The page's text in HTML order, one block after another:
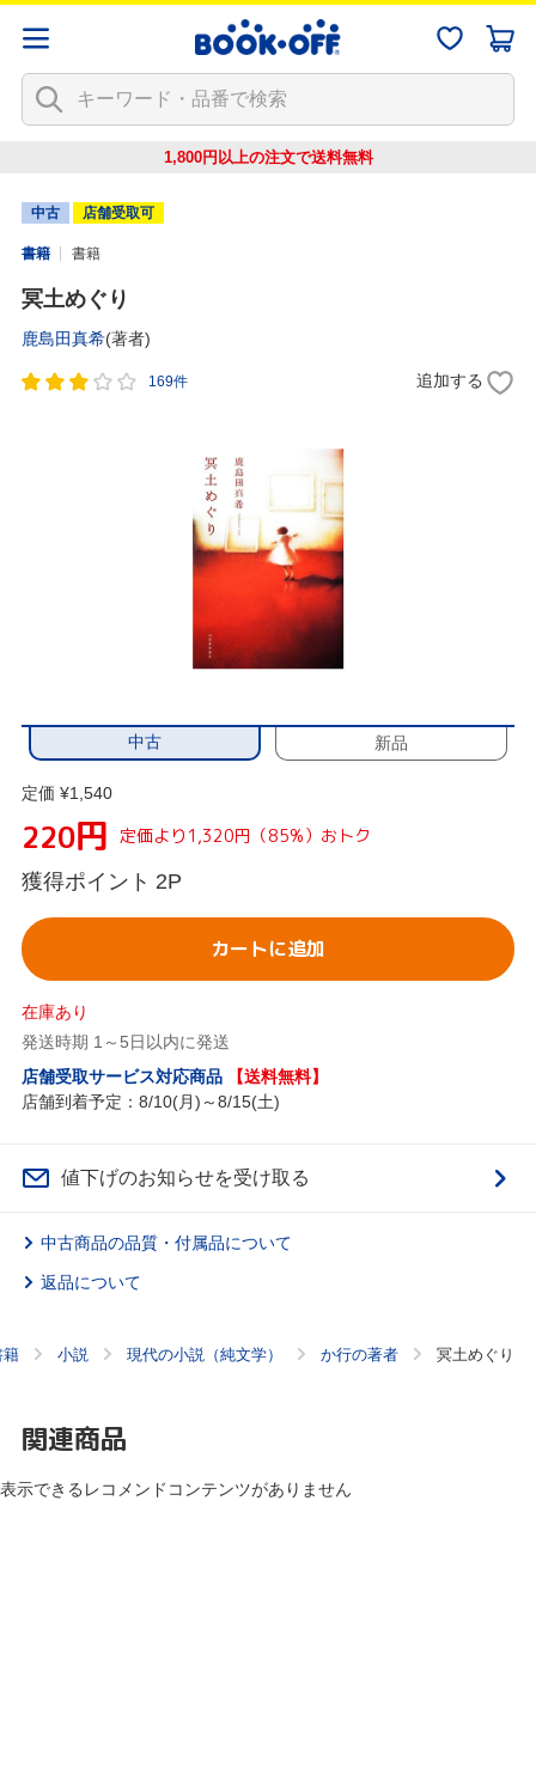
1,800円以上の注文で送料無料
中古 店舗受取可
書籍 書籍
冥土めぐり
鹿島田真希(著者)
169件 追加する
中古 新品
定価 ¥1,540
220円 定価より1,320円（85%）おトク
獲得ポイント 2P
カートに追加
在庫あり
発送時期 1～5日以内に発送
店舗受取サービス対応商品
【送料無料】
店舗到着予定：8/10(月)～8/15(土)
値下げのお知らせを受け取る
中古商品の品質・付属品について
返品について
籍 小説 現代の小説（純文学） か行の著者 冥土めぐり
関連商品
表示できるレコメンドコンテンツがありません